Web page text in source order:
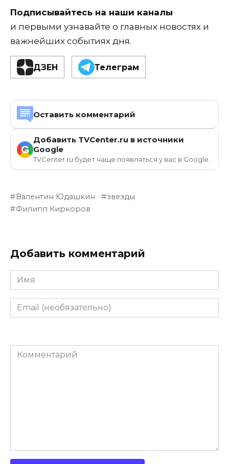
Подписывайтесь на наши каналы
и первыми узнавайте о главных новостях и
важнейших событиях дня.
ДЗЕН Телеграм
Оставить комментарий
G
Добавить TVCenter.ru в источники
Google
TVCenter.ru будет чаще появляться у вас в Google.
Валентин Юдашкин
звезды
Филипп Киркоров
Добавить комментарий
Имя
Email
(необязательно)
Комментарий